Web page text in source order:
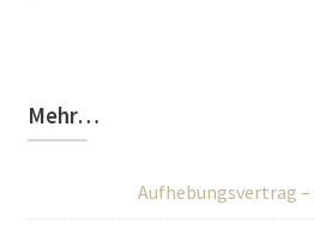
Mehr…
Aufhebungsvertrag